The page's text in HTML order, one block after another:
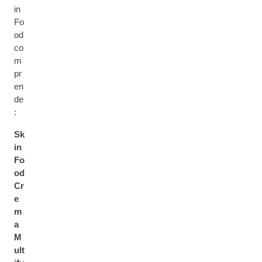
in
Fo
od
co
m
pr
en
de
:
Sk
in
Fo
od
Cr
e
m
a
M
ult